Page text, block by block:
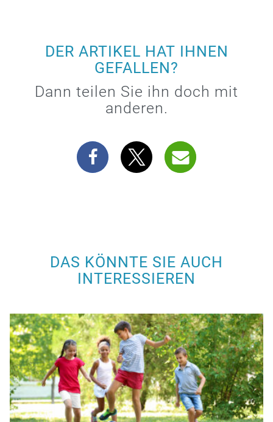
DER ARTIKEL HAT IHNEN
GEFALLEN?
Dann teilen Sie ihn doch mit
anderen.
DAS KÖNNTE SIE AUCH
INTERESSIEREN